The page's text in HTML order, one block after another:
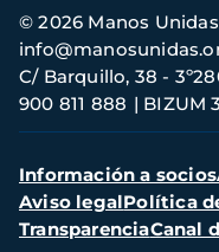
Información
de
contacto
© 2026 Manos Unidas
C/ Barquillo, 38 -
900 811 888
BIZUM
Menú
secundario
Información a socios
Aviso legalPolítica
TransparenciaCanal